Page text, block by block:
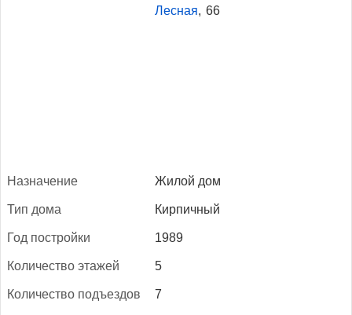
Лесная, 66
Наз­на­чение Жилой дом
Тип до­ма Кирпичный
Год пос­трой­ки 1989
Ко­личес­тво эта­жей 5
Ко­личес­тво подъ­ез­дов 7